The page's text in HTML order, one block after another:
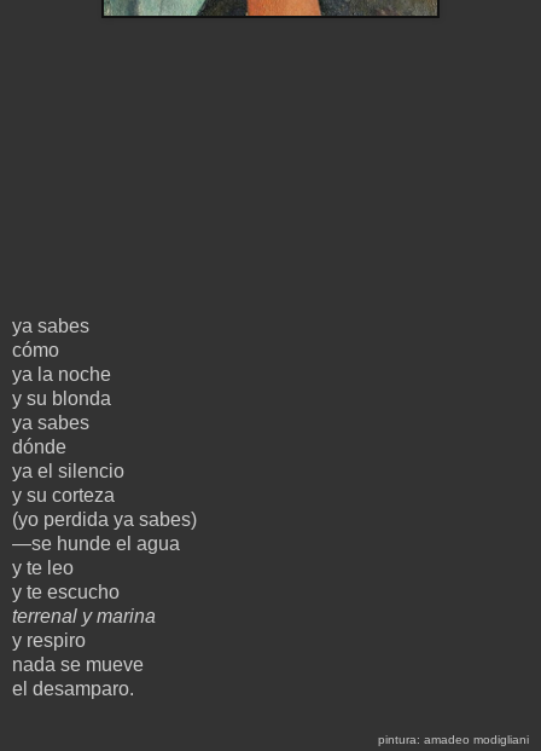
ya sabes
cómo
ya la noche
y su blonda
ya sabes
dónde
ya el silencio
y su corteza
(yo perdida ya sabes)
—se hunde el agua
y te leo
y te escucho
terrenal y marina
y respiro
nada se mueve
el desamparo.
pintura: amadeo modigliani